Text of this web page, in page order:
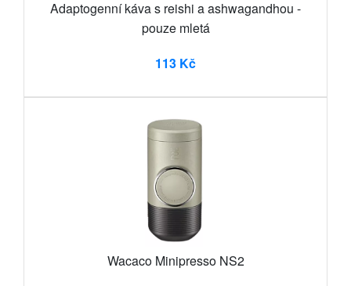
Adaptogenní káva s reishi a ashwagandhou -
pouze mletá
113 Kč
Wacaco Minipresso NS2